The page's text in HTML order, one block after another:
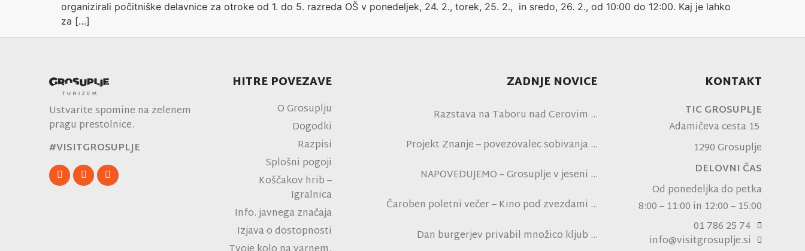
organizirali počitniške delavnice za otroke od 1. do 5. razreda OŠ v ponedeljek, 24. 2., torek, 25. 2., in sredo, 26. 2., od 10:00 do 12:00. Kaj je lahko
za […]
Ustvarite spomine na zelenem
pragu prestolnice.
#VISITGROSUPLJE
HITRE POVEZAVE
O Grosuplju
Dogodki
Razpisi
Splošni pogoji
Koščakov hrib –
Igralnica
Info. javnega značaja
Izjava o dostopnosti
ZADNJE NOVICE
Razstava na Taboru nad Cerovim
Projekt Znanje – povezovalec sobivanja
NAPOVEDUJEMO – Grosuplje v jeseni
Čaroben poletni večer – Kino pod zvezdami
Dan burgerjev privabil množico kljub
KONTAKT
TIC GROSUPLJE
Adamičeva cesta 15
1290 Grosuplje
DELOVNI ČAS
Od ponedeljka do petka
8:00 – 11:00 in 12:00 – 15:00
01 786 25 74
info@visitgrosuplje.si